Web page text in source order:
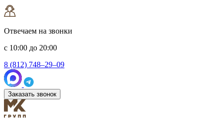
Отвечаем на звонки
с 10:00 до 20:00
8 (812) 748–29–09
Заказать звонок